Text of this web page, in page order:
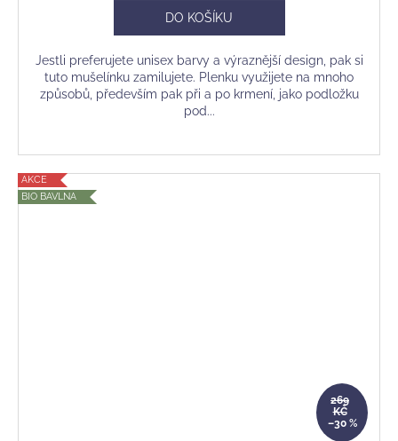
DO KOŠÍKU
Jestli preferujete unisex barvy a výraznější design, pak si
tuto mušelínku zamilujete. Plenku využijete na mnoho
způsobů, především pak při a po krmení, jako podložku
pod...
AKCE
BIO BAVLNA
269
KČ
–30 %